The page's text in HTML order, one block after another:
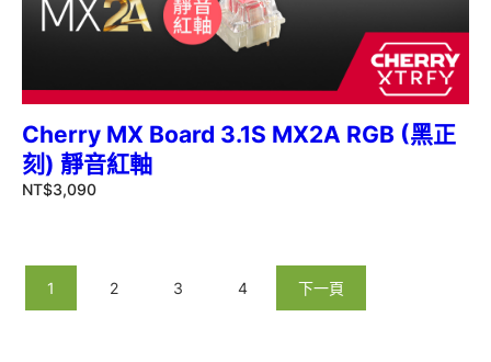
Cherry MX Board 3.1S MX2A RGB (黑正
刻) 靜音紅軸
NT$3,090
1 2 3 4 下一頁